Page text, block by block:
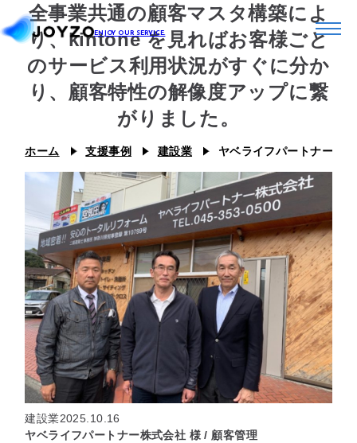
システム39
エコシステム39
ジョイとも
連携プラグイン
スキル39
J Camp
ジチタイ39
Joboco
支援事例
セミナー
全事業共通の顧客マスタ構築によ
り、kintone を見ればお客様ごと
のサービス利用状況がすぐに分か
り、顧客特性の解像度アップに繋
がりました。
ホーム 支援事例 建設業 ヤベライフパートナー株
建設業2025.10.16
ヤベライフパートナー株式会社 様 / 顧客管理